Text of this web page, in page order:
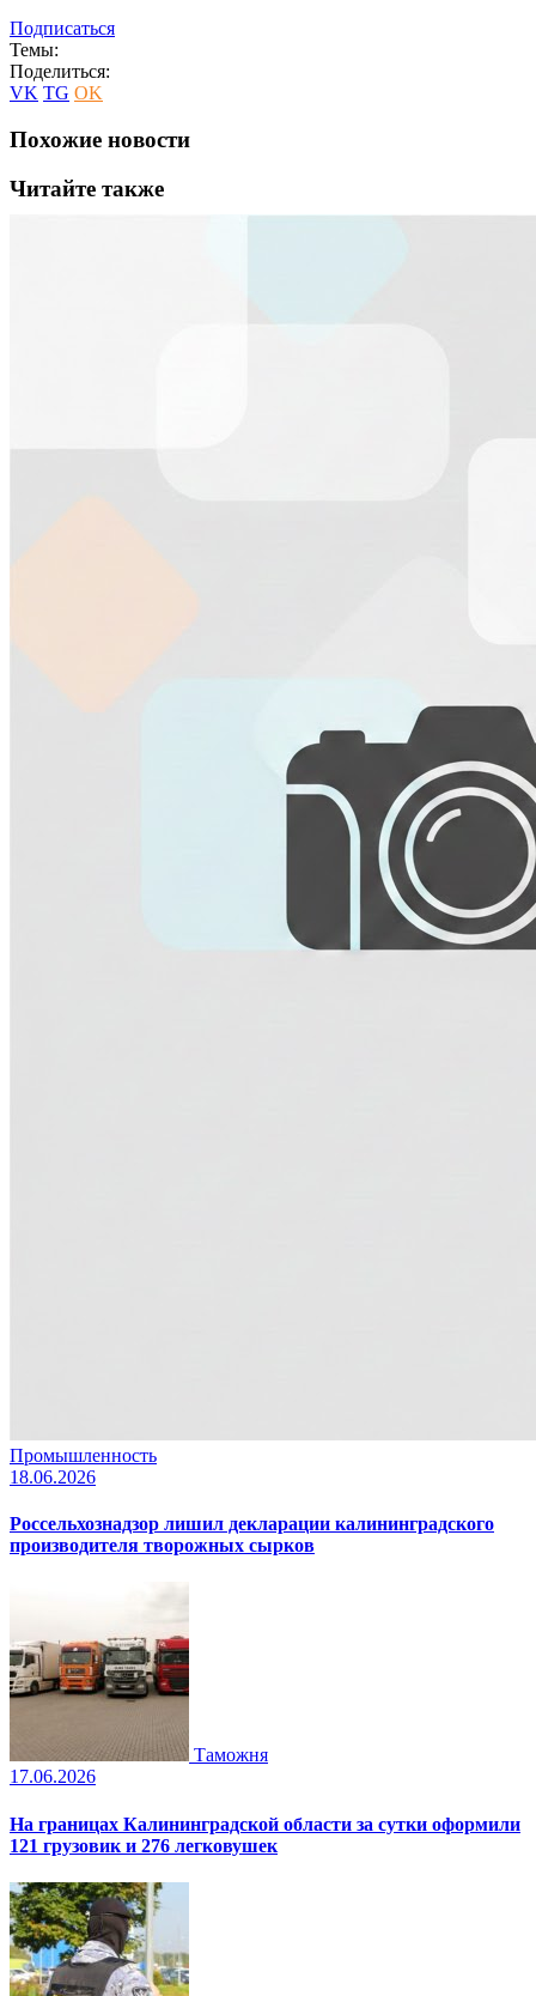
Подписаться
Темы:
Поделиться:
VK TG OK
Похожие новости
Читайте также
Промышленность
18.06.2026
Россельхознадзор лишил декларации калининградского
производителя творожных сырков
Таможня
17.06.2026
На границах Калининградской области за сутки оформили
121 грузовик и 276 легковушек